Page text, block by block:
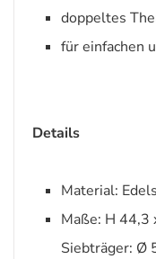
doppeltes
für einfachen
Details
Material:
Maße: H 44,3
Siebträger: Ø